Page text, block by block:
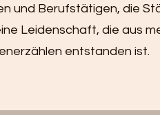
und Berufstätigen, die
Leidenschaft, die aus
entstanden ist.